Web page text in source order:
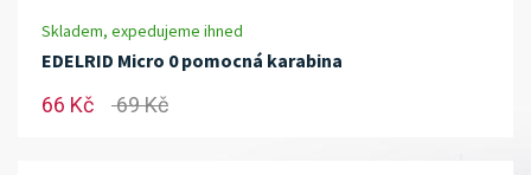
Skladem, expedujeme ihned
EDELRID Micro 0 pomocná karabina
66 Kč 69 Kč